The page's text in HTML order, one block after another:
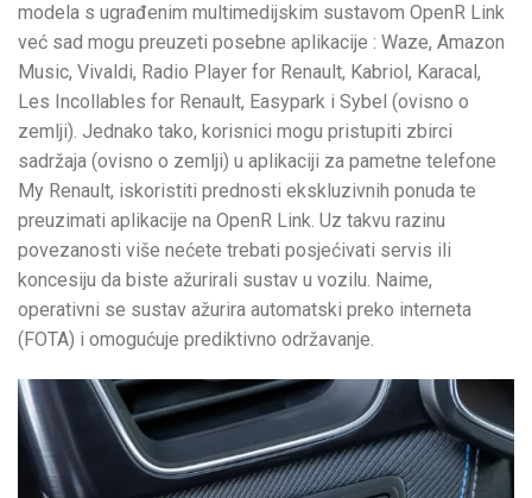
modela s ugrađenim multimedijskim sustavom OpenR Link
već sad mogu preuzeti posebne aplikacije : Waze, Amazon
Music, Vivaldi, Radio Player for Renault, Kabriol, Karacal,
Les Incollables for Renault, Easypark i Sybel (ovisno o
zemlji). Jednako tako, korisnici mogu pristupiti zbirci
sadržaja (ovisno o zemlji) u aplikaciji za pametne telefone
My Renault, iskoristiti prednosti ekskluzivnih ponuda te
preuzimati aplikacije na OpenR Link. Uz takvu razinu
povezanosti više nećete trebati posjećivati servis ili
koncesiju da biste ažurirali sustav u vozilu. Naime,
operativni se sustav ažurira automatski preko interneta
(FOTA) i omogućuje prediktivno održavanje.